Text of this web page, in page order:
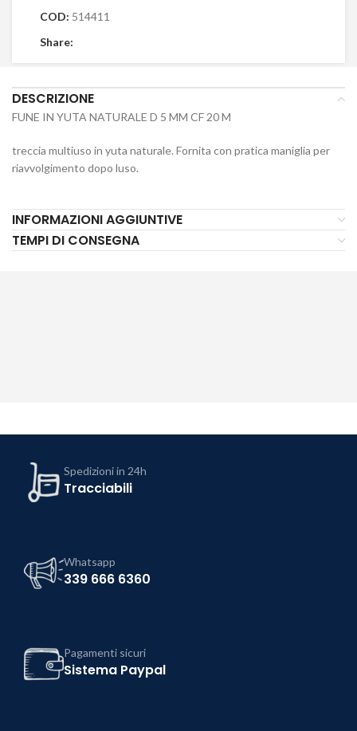
COD: 514411
Share:
DESCRIZIONE
FUNE IN YUTA NATURALE D 5 MM CF 20 M
treccia multiuso in yuta naturale. Fornita con pratica maniglia per
riavvolgimento dopo luso.
INFORMAZIONI AGGIUNTIVE
TEMPI DI CONSEGNA
Spedizioni in 24h
Tracciabili
Whatsapp
339 666 6360
Pagamenti sicuri
Sistema Paypal